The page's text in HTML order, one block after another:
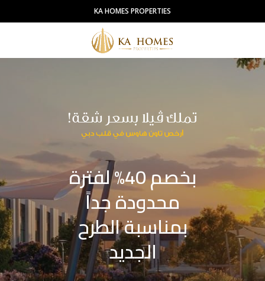
KA HOMES PROPERTIES
بخصم 40% لفترة
محدودة جداً
بمناسبة الطرح
الجديد